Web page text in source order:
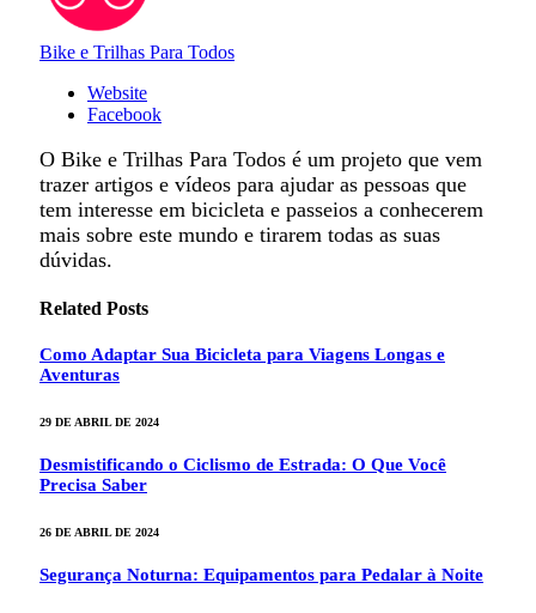
Bike e Trilhas Para Todos
Website
Facebook
O Bike e Trilhas Para Todos é um projeto que vem
trazer artigos e vídeos para ajudar as pessoas que
tem interesse em bicicleta e passeios a conhecerem
mais sobre este mundo e tirarem todas as suas
dúvidas.
Related Posts
Como Adaptar Sua Bicicleta para Viagens Longas e
Aventuras
29 DE ABRIL DE 2024
Desmistificando o Ciclismo de Estrada: O Que Você
Precisa Saber
26 DE ABRIL DE 2024
Segurança Noturna: Equipamentos para Pedalar à Noite